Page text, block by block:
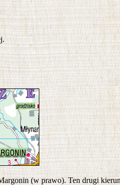
(w prawo). Ten drugi